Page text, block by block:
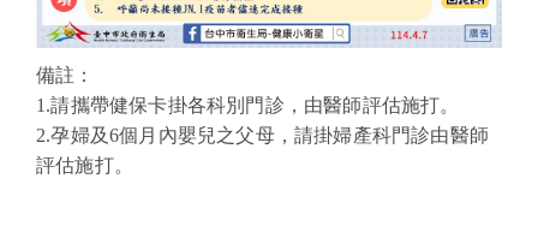
備註：
1.請攜帶健保卡掛各科別門診，由醫師評估施打。
2.孕婦及6個月內嬰兒之父母，請掛婦產科門診由醫師
評估施打。